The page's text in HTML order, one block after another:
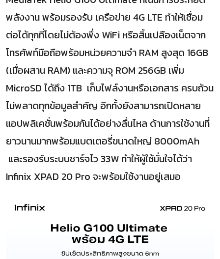
พลังงาน พร้อมรองรับ เครือข่าย 4G LTE ทำให้เชื่อม
ต่อได้ทุกที่โดยไม่ต้องพึ่ง WiFi หรือสิ้นเปลืองเน็ตจาก
โทรศัพท์มือถือพร้อมหน่วยความจำ RAM สูงสุด 16GB
(เมื่อผสาน RAM) และความจุ ROM 256GB เพิ่ม
MicroSD ได้ถึง 1TB เก็บไฟล์งานหรือเอกสาร ครบถ้วน
ไม่พลาดทุกข้อมูลสำคัญ อีกทั้งยังสามารถเปิดหลาย
แอปพลิเคชั่นพร้อมกันได้อย่างลื่นไหล ด้านการใช้งานที่
ยาวนานมากพร้อมแบตเตอรี่ขนาดใหญ่ 8000mAh
และรองรับระบบชาร์จไว 33W ทำให้ผู้ใช้มั่นใจได้ว่า
Infinix XPAD 20 Pro จะพร้อมใช้งานอยู่เสมอ